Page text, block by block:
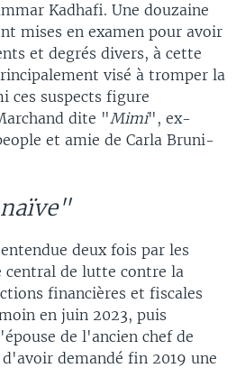
Kadhafi. Une douzaine
mises en examen pour avoir
et degrés divers, à cette
visé à tromper la
ces suspects figure
dite "Mimi", ex-
et amie de Carla Bruni-
deux fois par les
central de lutte contre la
financières et fiscales
en juin 2023, puis
de l'ancien chef de
demandé fin 2019 une